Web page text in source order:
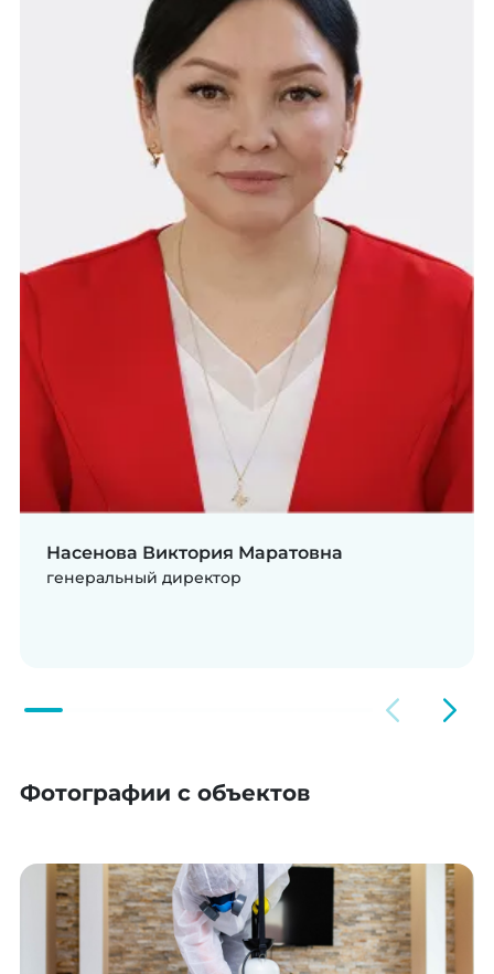
Насенова Виктория Маратовна
генеральный директор
Фотографии с объектов